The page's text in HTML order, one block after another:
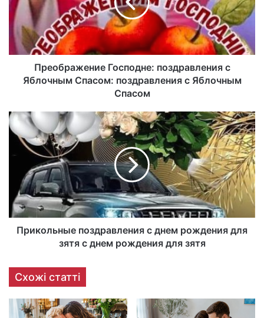
Преображение Господне: поздравления с
Яблочным Спасом: поздравления с Яблочным
Спасом
Прикольные поздравления с днем рождения для
зятя с днем рождения для зятя
Схожі статті